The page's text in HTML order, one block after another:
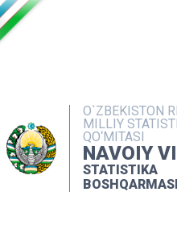
O`ZBEKISTON
MILLIY
QO‘MITASI
NAVOIY
STATISTIKA
BOSHQARMASI
OCHIQ